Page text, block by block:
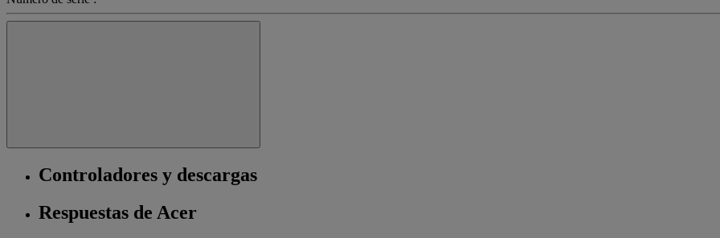
Controladores y descargas
Respuestas de Acer